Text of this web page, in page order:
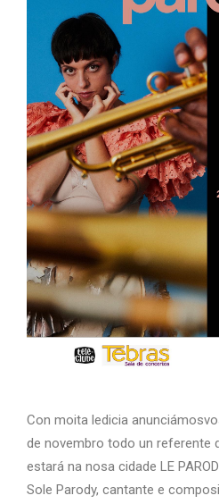
Con moita ledicia
de novembro todo un referente
estará na nosa cidade LE
Sole Parody, cantante e